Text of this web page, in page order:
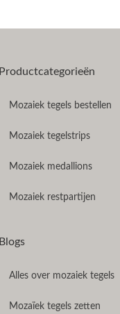
Productcategorieën
Mozaiek tegels bestellen
Mozaiek tegelstrips
Mozaiek medallions
Mozaiek restpartijen
Blogs
Alles over mozaiek tegels
Mozaïek tegels zetten